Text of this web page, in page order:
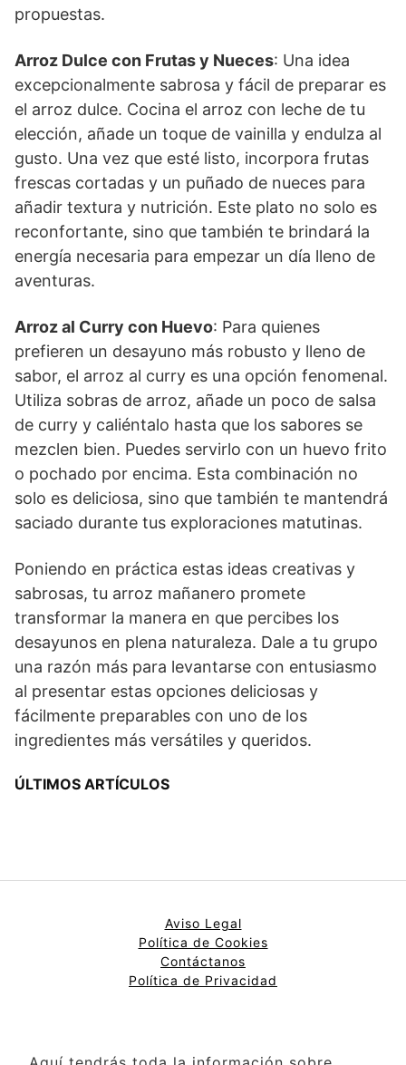
propuestas.
Arroz Dulce con Frutas y Nueces: Una idea
excepcionalmente sabrosa y fácil de preparar es
el arroz dulce. Cocina el arroz con leche de tu
elección, añade un toque de vainilla y endulza al
gusto. Una vez que esté listo, incorpora frutas
frescas cortadas y un puñado de nueces para
añadir textura y nutrición. Este plato no solo es
reconfortante, sino que también te brindará la
energía necesaria para empezar un día lleno de
aventuras.
Arroz al Curry con Huevo: Para quienes
prefieren un desayuno más robusto y lleno de
sabor, el arroz al curry es una opción fenomenal.
Utiliza sobras de arroz, añade un poco de salsa
de curry y caliéntalo hasta que los sabores se
mezclen bien. Puedes servirlo con un huevo frito
o pochado por encima. Esta combinación no
solo es deliciosa, sino que también te mantendrá
saciado durante tus exploraciones matutinas.
Poniendo en práctica estas ideas creativas y
sabrosas, tu arroz mañanero promete
transformar la manera en que percibes los
desayunos en plena naturaleza. Dale a tu grupo
una razón más para levantarse con entusiasmo
al presentar estas opciones deliciosas y
fácilmente preparables con uno de los
ingredientes más versátiles y queridos.
ÚLTIMOS ARTÍCULOS
Aviso Legal
Política de Cookies
Contáctanos
Política de Privacidad